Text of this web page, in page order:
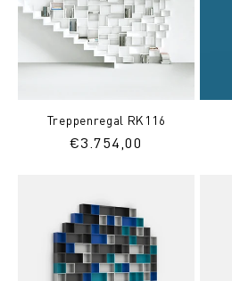
Treppenregal RK116
Normaler
€3.754,00